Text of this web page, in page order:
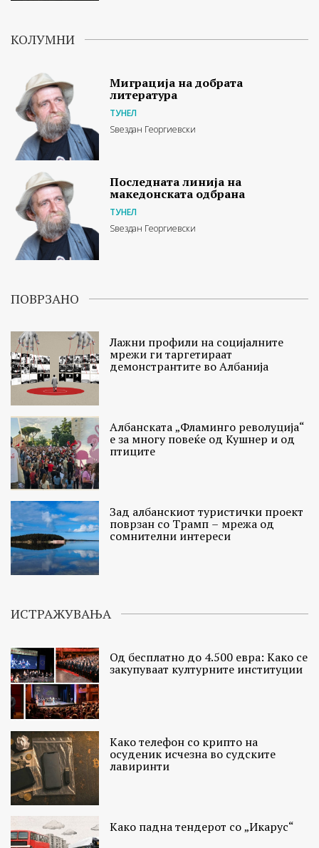
КОЛУМНИ
Миграција на добрата
литература
ТУНЕЛ
Ѕвездан Георгиевски
Последната линија на
македонската одбрана
ТУНЕЛ
Ѕвездан Георгиевски
ПОВРЗАНО
Лажни профили на социјалните
мрежи ги таргетираат
демонстрантите во Албанија
Албанската „Фламинго револуција“
е за многу повеќе од Кушнер и од
птиците
Зад албанскиот туристички проект
поврзан со Трамп – мрежа од
сомнителни интереси
ИСТРАЖУВАЊА
Од бесплатно до 4.500 евра: Како се
закупуваат културните институции
Како телефон со крипто на
осуденик исчезна во судските
лавиринти
Како падна тендерот со „Икарус“